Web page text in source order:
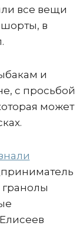
все вещи
шорты, в
и
с просьбой
может
гранолы